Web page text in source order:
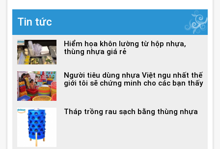
Tin tức
Hiểm họa khôn lường từ hộp nhựa,
thùng nhựa giá rẻ
Người tiêu dùng nhựa Việt ngu nhất thế
giới tôi sẽ chứng minh cho các bạn thấy
Tháp trồng rau sạch bằng thùng nhựa